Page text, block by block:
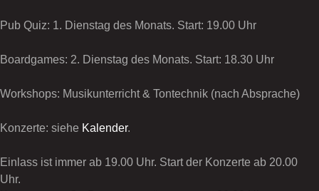
Pub Quiz: 1. Dienstag des Monats. Start: 19.00 Uhr
Boardgames: 2. Dienstag des Monats. Start: 18.30 Uhr
Workshops: Musikunterricht & Tontechnik (nach Absprache)
Konzerte: siehe Kalender.
Einlass ist immer ab 19.00 Uhr. Start der Konzerte ab 20.00
Uhr.